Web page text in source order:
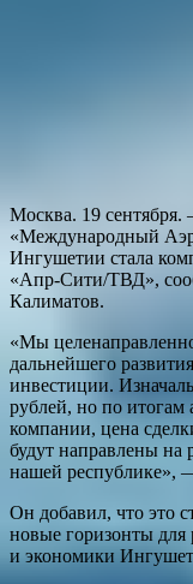
Москва. 19
«Международный
Ингушетии стала
«Апр-Сити/ТВД»,
Калиматов.
«Мы
дальнейшего
инвестиции.
рублей, но по итогам
компании, цена
будут направлены на
нашей республике»,
Он добавил, что это
новые горизонты для
и экономики